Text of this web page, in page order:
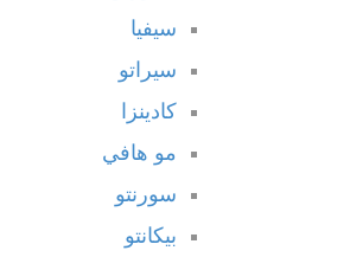
سيفيا
سيراتو
كادينزا
مو هافي
سورنتو
بيكانتو